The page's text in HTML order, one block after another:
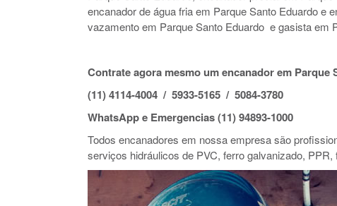
encanador de água fria em Parque Santo Eduardo e
vazamento em Parque Santo Eduardo e gasista em
Contrate agora mesmo um encanador em Parque
(11) 4114-4004 / 5933-5165 / 5084-3780
WhatsApp e Emergencias (11) 94893-1000
Todos encanadores em nossa empresa são
serviços hidráulicos de PVC, ferro galvanizado,